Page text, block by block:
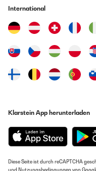
International
Klarstein App herunterladen
Diese Seite ist durch reCAPTCHA